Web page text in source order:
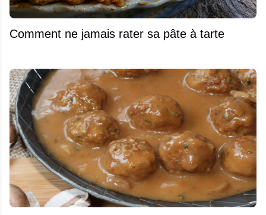
Comment ne jamais rater sa pâte à tarte